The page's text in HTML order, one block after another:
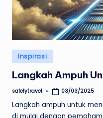
Posted
in
Inspirasi
Langkah Ampuh
Posted
safelytravel 03/03/2025
Langkah ampuh untuk